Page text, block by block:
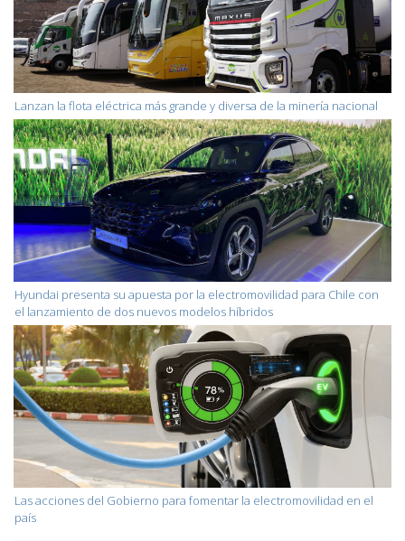
Lanzan la flota eléctrica más grande y diversa de la minería nacional
Hyundai presenta su apuesta por la electromovilidad para Chile con
el lanzamiento de dos nuevos modelos híbridos
Las acciones del Gobierno para fomentar la electromovilidad en el
país